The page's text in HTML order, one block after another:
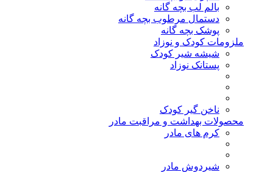
بالم لب بچه گانه
دستمال مرطوب بچه گانه
پوشک بچه گانه
ملزومات کودک و نوزاد
شیشه شیر کودک
پستانک نوزاد
ناخن گیر کودک
محصولات بهداشت و مراقبت مادر
کرم های مادر
شیردوش مادر